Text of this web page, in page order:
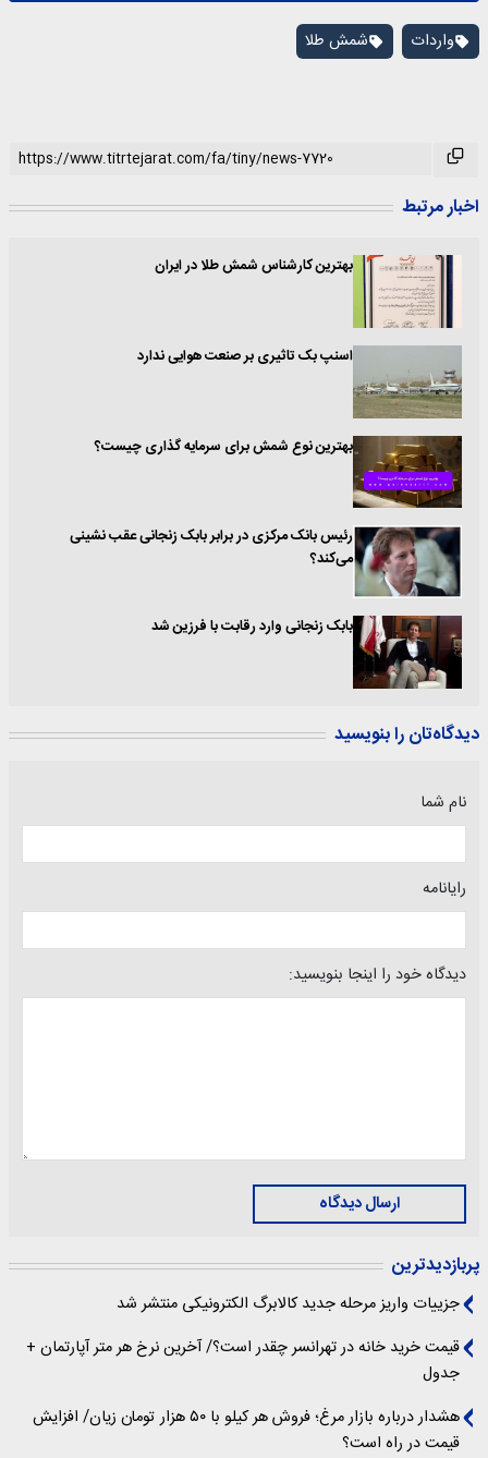
واردات شمش طلا
اخبار مرتبط
بهترین کارشناس شمش طلا در ایران
اسنپ بک تاثیری بر صنعت هوایی ندارد
بهترین نوع شمش برای سرمایه‌ گذاری چیست؟
رئیس بانک مرکزی در برابر بابک زنجانی عقب نشینی
می‌کند؟
بابک زنجانی وارد رقابت با فرزین شد
دیدگاه‌تان را بنویسید
نام شما
رایانامه
دیدگاه خود را اینجا بنویسید:
ارسال دیدگاه
پربازدیدترین
جزییات واریز مرحله جدید کالابرگ الکترونیکی منتشر شد
قیمت خرید خانه در تهرانسر چقدر است؟/ آخرین نرخ هر متر آپارتمان +
جدول
هشدار درباره بازار مرغ؛ فروش هر کیلو با ۵۰ هزار تومان زیان/ افزایش
قیمت در راه است؟